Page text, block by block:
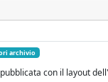
archivio
con il layout